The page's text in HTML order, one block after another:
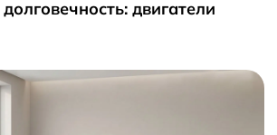
Новости
двигатели